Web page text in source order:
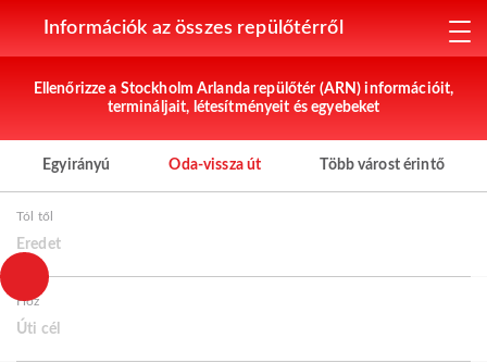
Információk az összes repülőtérről
Ellenőrizze a Stockholm Arlanda repülőtér (ARN) információit,
termináljait, létesítményeit és egyebeket
Egyirányú Oda-vissza út Több várost érintő
Tól től
Eredet
Hoz
Úti cél